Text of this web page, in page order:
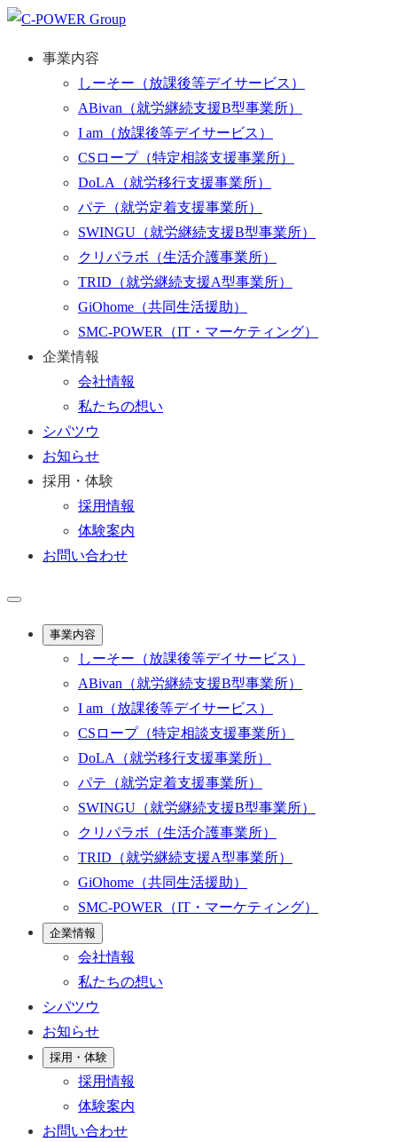
事業内容
しーそー （放課後等デイサービス）
ABivan （就労継続支援B型事業所）
I am （放課後等デイサービス）
CSロープ（特定相談支援事業所）
DoLA
（就労移行支援事業所）
パテ （就労定着支援事業所）
SWINGU （就労継続支援B型事業所）
クリパラボ （生活介護事業所）
TRID （就労継続支援A型事業所）
GiOhome （共同生活援助）
SMC-POWER
（IT・マーケティング）
企業情報
会社情報
私たちの想い
シパツウ
お知らせ
採用・体験
採用情報
体験案内
お問い合わせ
事業内容
しーそー （放課後等デイサービス）
ABivan （就労継続支援B型事業所）
I am （放課後等デイサービス）
CSロープ（特定相談支援事業所）
DoLA
（就労移行支援事業所）
パテ （就労定着支援事業所）
SWINGU （就労継続支援B型事業所）
クリパラボ （生活介護事業所）
TRID （就労継続支援A型事業所）
GiOhome （共同生活援助）
SMC-POWER
（IT・マーケティング）
企業情報
会社情報
私たちの想い
シパツウ
お知らせ
採用・体験
採用情報
体験案内
お問い合わせ